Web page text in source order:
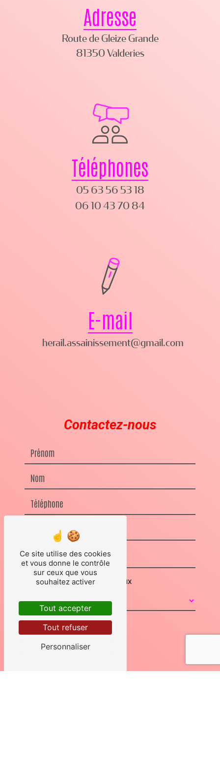
Adresse
Route de Gleize Grande
81350 Valderies
Téléphones
05 63 56 53 18
06 10 43 70 84
E-mail
herail.assainissement@gmail.com
Contactez-nous
Combien font cinq plus deux
Ce site utilise des cookies
et vous donne le contrôle
sur ceux que vous
souhaitez activer
Tout accepter
Tout refuser
Personnaliser